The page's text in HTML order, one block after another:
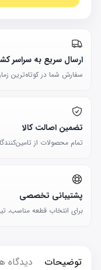
ارسال سریع به سراسر
سفارش شما در کوتاه‌ترین
تضمین اصالت کالا
تمام محصولات از
پشتیبانی تخصصی
برای انتخاب قطعه مناسب،
توضیحات دیدگاه